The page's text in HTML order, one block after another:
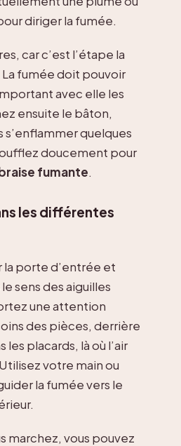
diriger la fumée.
car c’est l’étape la
fumée doit pouvoir
avec elle les
ensuite le bâton,
s’enflammer quelques
doucement pour
fumante.
les différentes
porte d’entrée et
sens des aiguilles
une attention
des pièces, derrière
les placards, là où l’air
votre main ou
la fumée vers le
marchez, vous pouvez